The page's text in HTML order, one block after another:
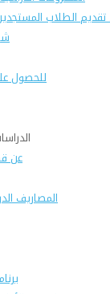
الطلاب المستجدين
للحصول
عن
المصاريف